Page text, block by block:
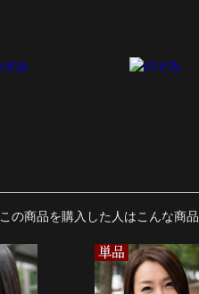
この商品を購入した人はこんな商